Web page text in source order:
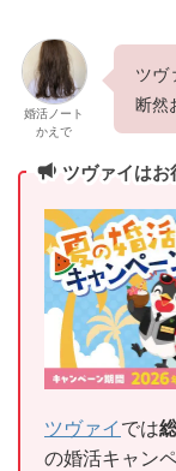
婚活ノート
かえで
ツヴ
断然
ツヴァイは
ツヴァイ では
の婚活キャン